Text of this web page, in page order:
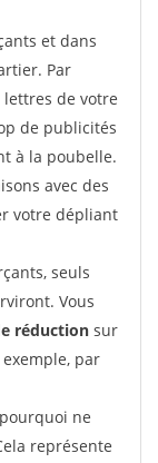
et dans
Par
de votre
de publicités
à la poubelle.
avec des
votre dépliant
seuls
Vous
réduction sur
par
ne
représente